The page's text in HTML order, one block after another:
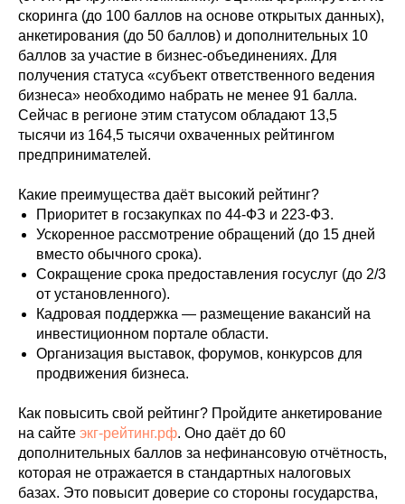
скоринга (до 100 баллов на основе открытых данных),
анкетирования (до 50 баллов) и дополнительных 10
баллов за участие в бизнес-объединениях. Для
получения статуса «субъект ответственного ведения
бизнеса» необходимо набрать не менее 91 балла.
Сейчас в регионе этим статусом обладают 13,5
тысячи из 164,5 тысячи охваченных рейтингом
предпринимателей.
Какие преимущества даёт высокий рейтинг?
Приоритет в госзакупках по 44-ФЗ и 223-ФЗ.
Ускоренное рассмотрение обращений (до 15 дней
вместо обычного срока).
Сокращение срока предоставления госуслуг (до 2/3
от установленного).
Кадровая поддержка — размещение вакансий на
инвестиционном портале области.
Организация выставок, форумов, конкурсов для
продвижения бизнеса.
Как повысить свой рейтинг? Пройдите анкетирование
на сайте экг-рейтинг.рф. Оно даёт до 60
дополнительных баллов за нефинансовую отчётность,
которая не отражается в стандартных налоговых
базах. Это повысит доверие со стороны государства,